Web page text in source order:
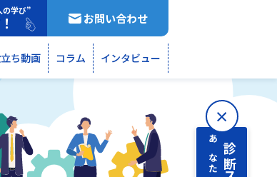
ち動画 コラム インタビュー
の学び”
お問い合わせ